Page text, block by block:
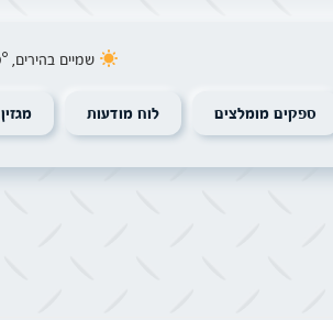
שמיים בהירים, 29° באזור תל אביב
ספקים מומלצים לוח מודעות מגזין